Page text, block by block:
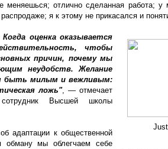
меняешься; отлично сделанная работа;
я к этому не прикасался и
оценка оказывается
чтобы
причин, почему мы
неудобств. Желание
быть милым и вежливым:
ложь", — отмечает
Высшей школы
адаптации к общественной
обману мы облегчаем себе